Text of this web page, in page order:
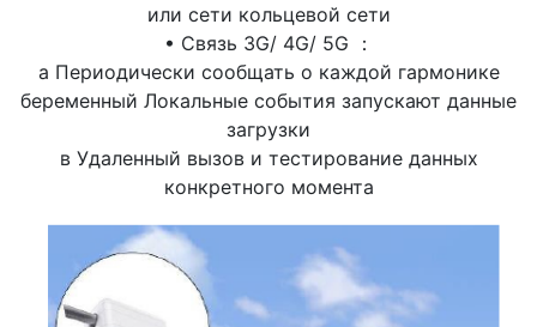
или сети кольцевой сети
• Связь 3G/ 4G/ 5G ：
а Периодически сообщать о каждой гармонике
беременный Локальные события запускают данные
загрузки
в Удаленный вызов и тестирование данных
конкретного момента